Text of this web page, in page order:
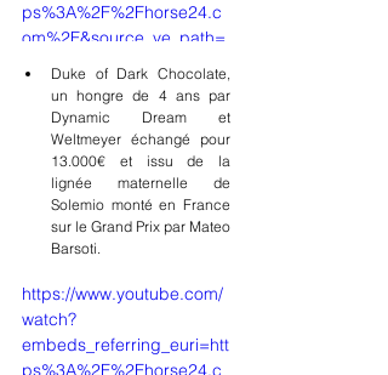
ps%3A%2F%2Fhorse24.c
om%2F&source_ve_path=
Mjg2NjQsMTY0NTAz&v=K
yvhsWnh1t0&feature=yout
u.be
Duke of Dark Chocolate,
un hongre de 4 ans par
Dynamic Dream et
Weltmeyer échangé pour
13.000€ et issu de la
lignée maternelle de
Solemio monté en France
sur le Grand Prix par Mateo
Barsoti.
https://www.youtube.com/
watch?
embeds_referring_euri=htt
ps%3A%2F%2Fhorse24.c